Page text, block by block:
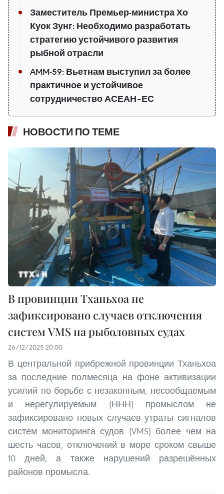
Заместитель Премьер-министра Хо
Куок Зунг: Необходимо разработать
стратегию устойчивого развития
рыбной отрасли
AMM-59: Вьетнам выступил за более
практичное и устойчивое
сотрудничество АСЕАН–ЕС
НОВОСТИ ПО ТЕМЕ
В провинции Тханьхоа не
зафиксировано случаев отключения
систем VMS на рыболовных судах
26/12/2025 20:00
В центральной прибрежной провинции Тханьхоа
за последние полмесяца на фоне активизации
усилий по борьбе с незаконным, несообщаемым
и нерегулируемым (ННН) промыслом не
зафиксировано новых случаев утраты сигналов
систем мониторинга судов (VMS) более чем на
шесть часов, отключений в море сроком свыше
10 дней, а также нарушений разрешённых
районов промысла.